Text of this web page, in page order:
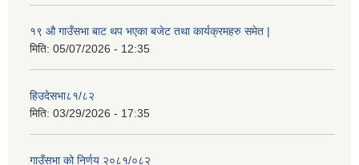
१९ औ गाउँसभा बाट थप भएका बजेट तथा कार्यक्रमहरु समेत |
मिति: 05/07/2026 - 12:35
हिउदेसभा८१/८२
मिति: 03/29/2026 - 17:35
गाउँसभा को निर्णय २०८१/०८२